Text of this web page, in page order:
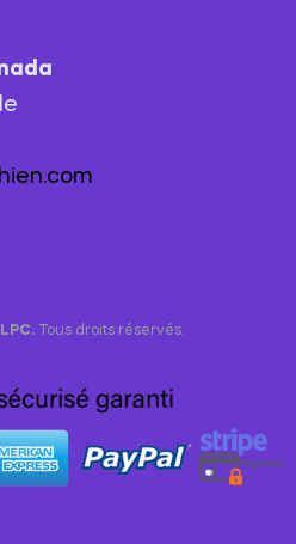
LPC. Tous droits réservés.